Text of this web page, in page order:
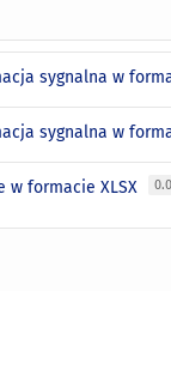
sygnalna w
sygnalna w
w formacie XLSX